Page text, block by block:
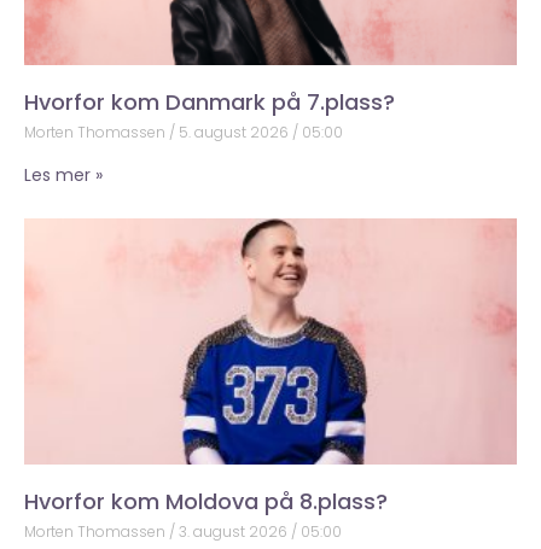
Hvorfor kom Danmark på 7.plass?
Morten Thomassen 5. august 2026 05:00
Les mer »
Hvorfor kom Moldova på 8.plass?
Morten Thomassen 3. august 2026 05:00